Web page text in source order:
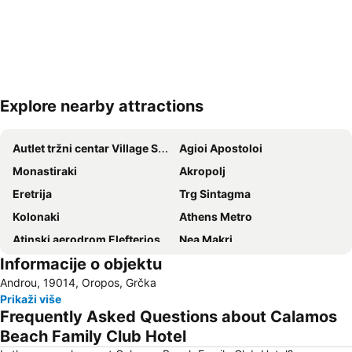
Explore nearby attractions
Autlet tržni centar Village Shopping & More
Agioi Apostoloi
Monastiraki
Akropolj
Eretrija
Trg Sintagma
Kolonaki
Athens Metro
Atinski aerodrom Elefterios Venizelos
Nea Makri
Egaleo
Agia Paraskevi
Dental expo
Traditional Settlement of Plaka
Flisvos Marina
Porto Rafti
Informacije o objektu
Androu, 19014, Oropos, Grčka
Prikaži više
Frequently Asked Questions about Calamos
Beach Family Club Hotel